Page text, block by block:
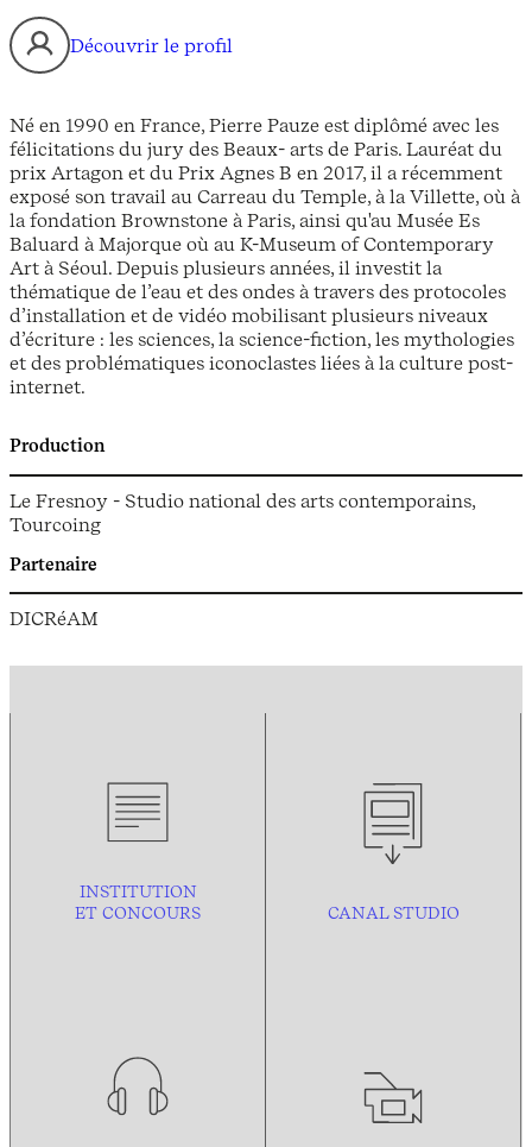
Découvrir le profil
Né en 1990 en France, Pierre Pauze est diplômé avec les
félicitations du jury des Beaux- arts de Paris. Lauréat du
prix Artagon et du Prix Agnes B en 2017, il a récemment
exposé son travail au Carreau du Temple, à la Villette, où à
la fondation Brownstone à Paris, ainsi qu'au Musée Es
Baluard à Majorque où au K-Museum of Contemporary
Art à Séoul. Depuis plusieurs années, il investit la
thématique de l’eau et des ondes à travers des protocoles
d’installation et de vidéo mobilisant plusieurs niveaux
d’écriture : les sciences, la science-fiction, les mythologies
et des problématiques iconoclastes liées à la culture post-
internet.
Production
Le Fresnoy - Studio national des arts contemporains,
Tourcoing
Partenaire
DICRéAM
INSTITUTION
ET CONCOURS
CANAL STUDIO